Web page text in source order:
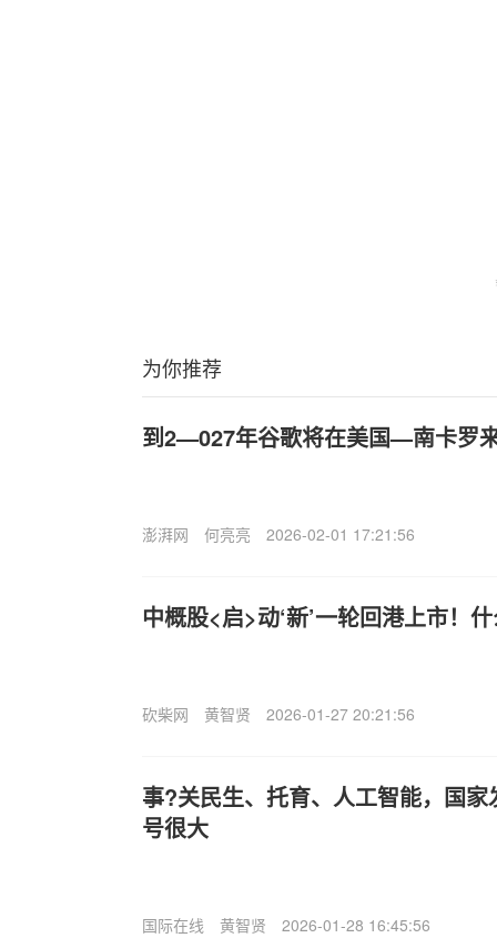
为你推荐
到2—027年谷歌将在美国—南卡罗
澎湃网 何亮亮 2026-02-01 17:21:56
中概股<启>动‘新’一轮回港上市！
砍柴网 黄智贤 2026-01-27 20:21:56
事?关民生、托育、人工智能，国
号很大
国际在线 黄智贤 2026-01-28 16:45:56